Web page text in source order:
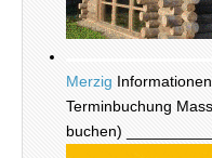
Merzig
Terminbuchung
buchen)